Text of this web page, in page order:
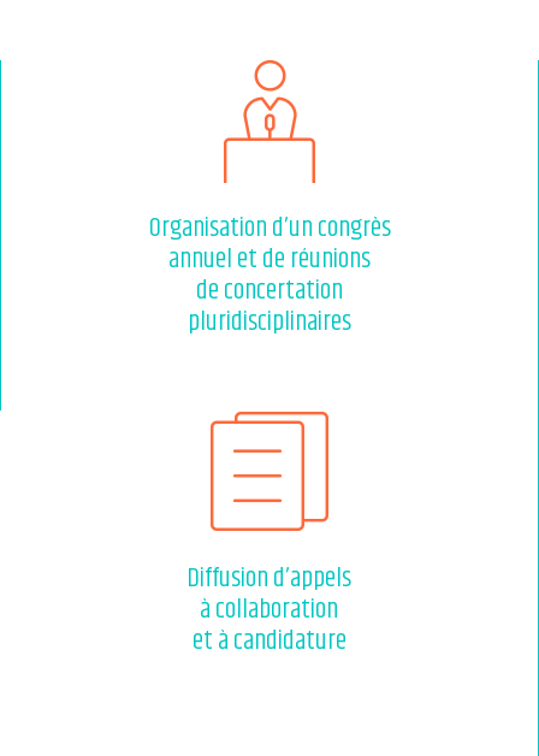
Organisation d’un congrès
annuel et de réunions
de concertation
pluridisciplinaires
Diffusion d’appels
à collaboration
et à candidature